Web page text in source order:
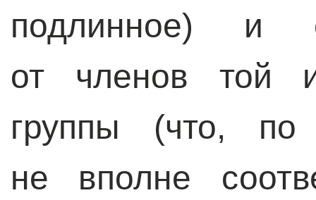
подлинное) и
от членов той
группы (что,
не вполне